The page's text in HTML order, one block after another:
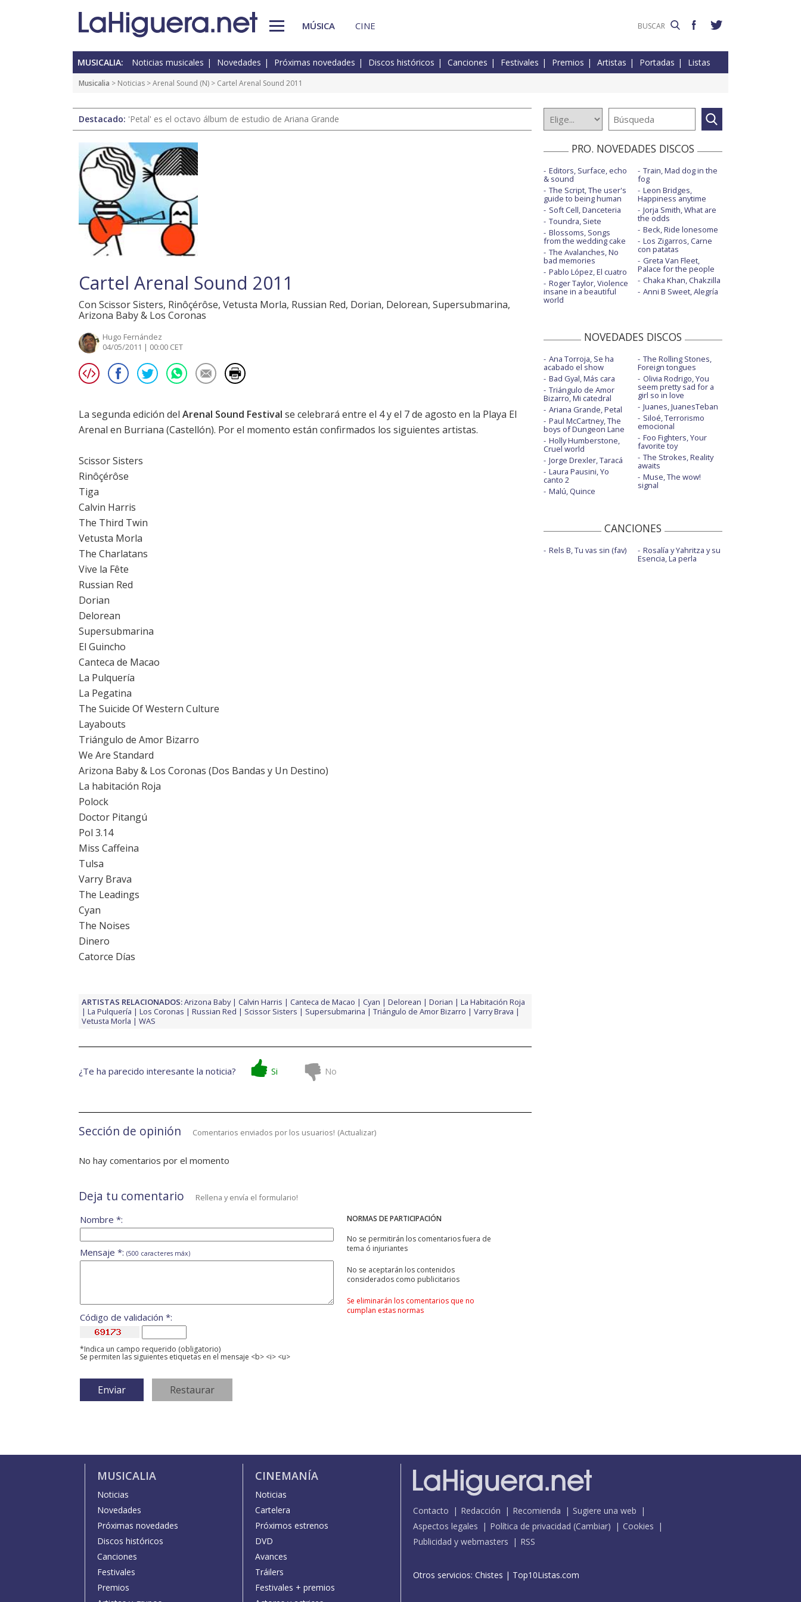
MÚSICA CINE
MUSICALIA: Noticias musicales Novedades Próximas novedades Discos históricos Canciones Festivales Premios Artistas Portadas Listas
Musicalia > Noticias >Arenal Sound (N) > Cartel Arenal Sound 2011
Destacado: 'Petal' es el octavo álbum de estudio de Ariana Grande
Cartel Arenal Sound 2011
Con Scissor Sisters, Rinôçérôse, Vetusta Morla, Russian Red, Dorian, Delorean, Supersubmarina,
Arizona Baby & Los Coronas
Hugo Fernández
04/05/2011 | 00:00 CET
La segunda edición del Arenal Sound Festival se celebrará entre el 4 y el 7 de agosto en la Playa El
Arenal en Burriana (Castellón). Por el momento están confirmados los siguientes artistas.
Scissor Sisters
Rinôçérôse
Tiga
Calvin Harris
The Third Twin
Vetusta Morla
The Charlatans
Vive la Fête
Russian Red
Dorian
Delorean
Supersubmarina
El Guincho
Canteca de Macao
La Pulquería
La Pegatina
The Suicide Of Western Culture
Layabouts
Triángulo de Amor Bizarro
We Are Standard
Arizona Baby & Los Coronas (Dos Bandas y Un Destino)
La habitación Roja
Polock
Doctor Pitangú
Pol 3.14
Miss Caffeina
Tulsa
Varry Brava
The Leadings
Cyan
The Noises
Dinero
Catorce Días
ARTISTAS RELACIONADOS:Arizona Baby Calvin Harris Canteca de Macao Cyan Delorean Dorian
La Habitación Roja
La Pulquería
Los Coronas Russian Red Scissor Sisters Supersubmarina Triángulo de Amor Bizarro
Varry Brava
Vetusta Morla
WAS
¿Te ha parecido interesante la noticia? Si No
Sección de opinión Comentarios enviados por los usuarios! (Actualizar)
No hay comentarios por el momento
Deja tu comentario Rellena y envía el formulario!
NORMAS DE PARTICIPACIÓN
No se permitirán los comentarios fuera de
tema ó injuriantes
No se aceptarán los contenidos
considerados como publicitarios
Se eliminarán los comentarios que no
cumplan estas normas
Nombre *:
Mensaje *: (500 caracteres máx)
Código de validación *:
*Indica un campo requerido (obligatorio)
Se permiten las siguientes etiquetas en el mensaje <b> <i> <u>
PRO. NOVEDADES DISCOS
Editors, Surface, echo
& sound
The Script, The user's
guide to being human
Soft Cell, Danceteria
Toundra, Siete
Blossoms, Songs
from the wedding cake
The Avalanches, No
bad memories
Pablo López, El cuatro
Roger Taylor, Violence
insane in a beautiful
world
Train, Mad dog in the
fog
Leon Bridges,
Happiness anytime
Jorja Smith, What are
the odds
Beck, Ride lonesome
Los Zigarros, Carne
con patatas
Greta Van Fleet,
Palace for the people
Chaka Khan, Chakzilla
Anni B Sweet, Alegría
NOVEDADES DISCOS
Ana Torroja, Se ha
acabado el show
Bad Gyal, Más cara
Triángulo de Amor
Bizarro, Mi catedral
Ariana Grande, Petal
Paul McCartney, The
boys of Dungeon Lane
Holly Humberstone,
Cruel world
Jorge Drexler, Taracá
Laura Pausini, Yo
canto 2
Malú, Quince
The Rolling Stones,
Foreign tongues
Olivia Rodrigo, You
seem pretty sad for a
girl so in love
Juanes, JuanesTeban
Siloé, Terrorismo
emocional
Foo Fighters, Your
favorite toy
The Strokes, Reality
awaits
Muse, The wow!
signal
CANCIONES
Rels B, Tu vas sin (fav) Rosalía y Yahritza y su
Esencia, La perla
MUSICALIA
Noticias
Novedades
Próximas novedades
Discos históricos
Canciones
Festivales
Premios
CINEMANÍA
Noticias
Cartelera
Próximos estrenos
DVD
Avances
Tráilers
Festivales + premios
Contacto Redacción Recomienda
Sugiere una web
Aspectos legales
Política de privacidad (Cambiar)
Cookies
Publicidad y webmasters
RSS
Otros servicios: Chistes | Top10Listas.com